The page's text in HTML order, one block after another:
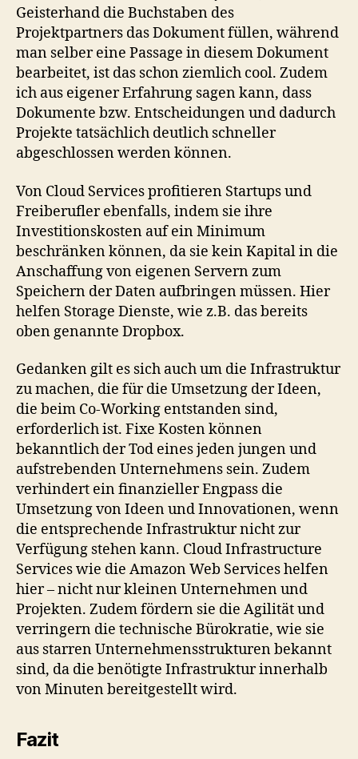
Geisterhand die Buchstaben des
Projektpartners das Dokument füllen, während
man selber eine Passage in diesem Dokument
bearbeitet, ist das schon ziemlich cool. Zudem
ich aus eigener Erfahrung sagen kann, dass
Dokumente bzw. Entscheidungen und dadurch
Projekte tatsächlich deutlich schneller
abgeschlossen werden können.
Von Cloud Services profitieren Startups und
Freiberufler ebenfalls, indem sie ihre
Investitionskosten auf ein Minimum
beschränken können, da sie kein Kapital in die
Anschaffung von eigenen Servern zum
Speichern der Daten aufbringen müssen. Hier
helfen Storage Dienste, wie z.B. das bereits
oben genannte Dropbox.
Gedanken gilt es sich auch um die Infrastruktur
zu machen, die für die Umsetzung der Ideen,
die beim Co-Working entstanden sind,
erforderlich ist. Fixe Kosten können
bekanntlich der Tod eines jeden jungen und
aufstrebenden Unternehmens sein. Zudem
verhindert ein finanzieller Engpass die
Umsetzung von Ideen und Innovationen, wenn
die entsprechende Infrastruktur nicht zur
Verfügung stehen kann. Cloud Infrastructure
Services wie die Amazon Web Services helfen
hier – nicht nur kleinen Unternehmen und
Projekten. Zudem fördern sie die Agilität und
verringern die technische Bürokratie, wie sie
aus starren Unternehmensstrukturen bekannt
sind, da die benötigte Infrastruktur innerhalb
von Minuten bereitgestellt wird.
Fazit